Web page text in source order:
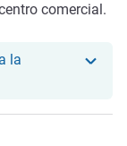
comercial.
la